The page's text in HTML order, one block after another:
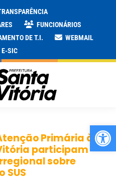
FUNCIONÁRIOS
DE T.I.
WEBMAIL
E-SIC
Primária à
participam
sobre
SUS